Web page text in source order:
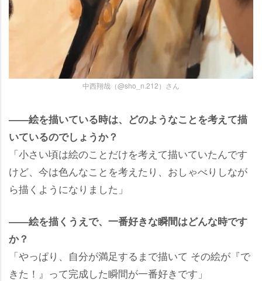
中西翔哉（@sho_n.212）さん
――絵を描いている時は、どのようなことを考えて描
いているのでしょうか？
「小さい頃は絵のことだけを考えて描いていたんです
けど、今は色んなことを考えたり、おしゃべりしなが
ら描くようになりました」
――絵を描くうえで、一番好きな瞬間はどんな時です
か？
「やっぱり、自分が満足するまで描いて その絵が『で
きた！』って完成した瞬間が一番好きです」